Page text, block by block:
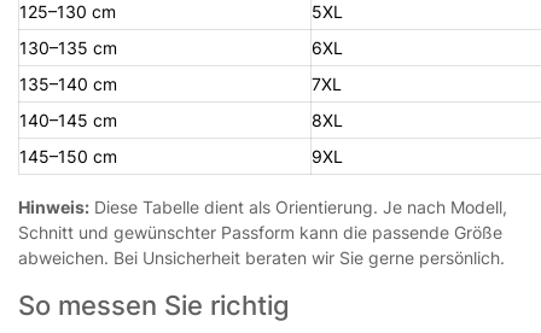
125–130 cm
5XL
130–135 cm
6XL
135–140 cm
7XL
140–145 cm
8XL
145–150 cm
9XL
Hinweis: Diese Tabelle dient als Orientierung. Je nach Modell,
Schnitt und gewünschter Passform kann die passende Größe
abweichen. Bei Unsicherheit beraten wir Sie gerne persönlich.
So messen Sie richtig